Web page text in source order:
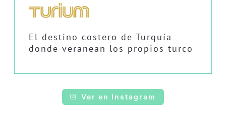
El destino costero de Turquía
donde veranean los propios turco
Ver en Instagram